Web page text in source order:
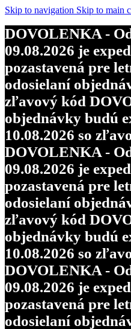
Skip to navigation Skip to main
10.08.2026 so
DOVOLENKA -
09.08.2026 je
pozastavená pre
odosielaní
zľavový kód
objednávky budú
10.08.2026 so
DOVOLENKA -
09.08.2026 je
pozastavená pre
odosielaní
zľavový kód
objednávky budú
10.08.2026 so
DOVOLENKA -
09.08.2026 je
pozastavená pre
odosielaní
zľavový kód
objednávky budú
10.08.2026 so
DOVOLENKA -
09.08.2026 je
pozastavená pre
odosielaní
zľavový kód
objednávky budú
10.08.2026 so
DOVOLENKA -
09.08.2026 je
pozastavená pre
odosielaní